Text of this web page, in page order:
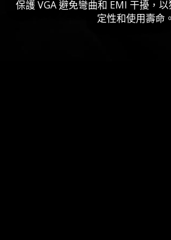
保護 VGA 避免彎曲和 EMI 干擾，
定性和使用壽命。